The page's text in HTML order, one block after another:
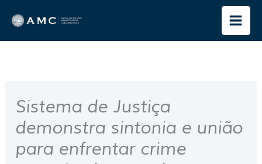
para
o
Sistema de Justiça
demonstra sintonia e união
para enfrentar crime